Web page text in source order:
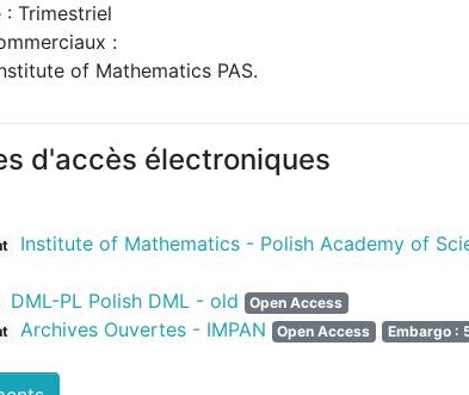
Trimestriel
:
of Mathematics PAS.
d'accès électroniques
Institute of Mathematics - Polish Academy of
DML-PL Polish DML - old
Open Access
Archives Ouvertes - IMPAN Open Access Embargo :